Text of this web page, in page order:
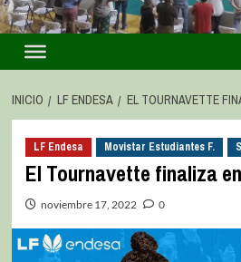
INICIO LF ENDESA EL TOURNAVETTE
LF Endesa Movistar Estudiantes F.
El Tournavette finaliza
noviembre 17, 2022 0